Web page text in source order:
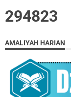
294823
AMALIYAH HARIAN